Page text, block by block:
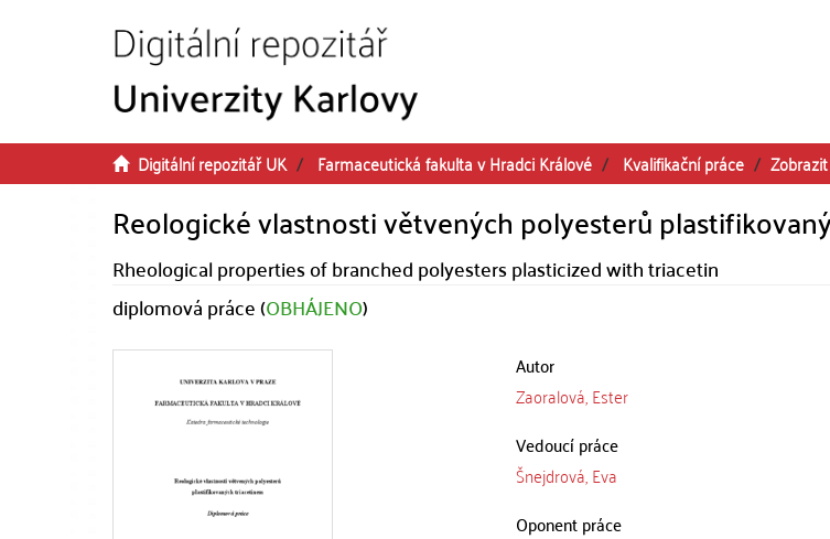
Digitální repozitář UK Farmaceutická fakulta v Hradci Králové Kvalifikační práce
Reologické vlastnosti větvených polyesterů
Rheological properties of branched polyesters plasticized with triacetin
diplomová práce (OBHÁJENO)
Autor
Zaoralová, Ester
Vedoucí práce
Šnejdrová, Eva
Oponent práce